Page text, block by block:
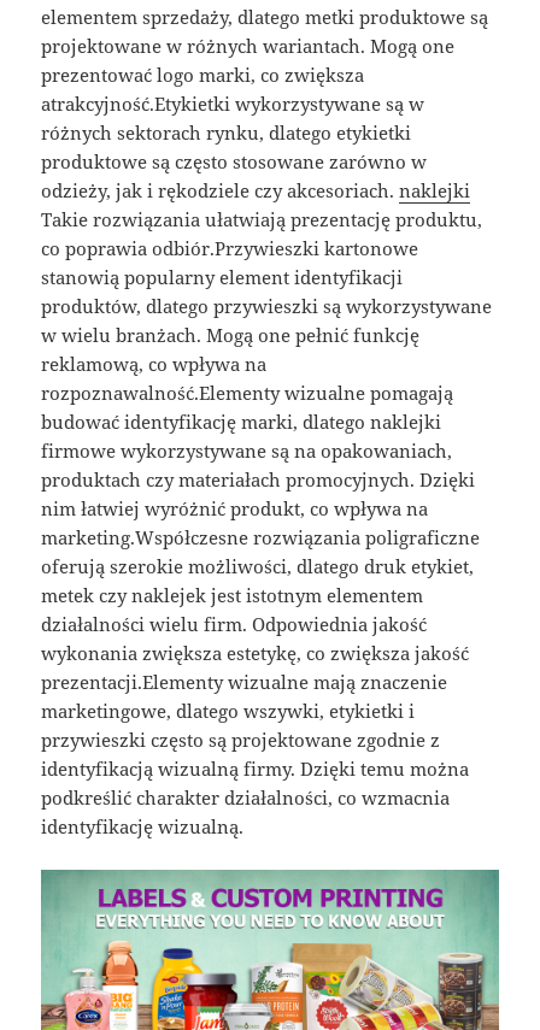
elementem sprzedaży, dlatego metki produktowe są
projektowane w różnych wariantach. Mogą one
prezentować logo marki, co zwiększa
atrakcyjność.Etykietki wykorzystywane są w
różnych sektorach rynku, dlatego etykietki
produktowe są często stosowane zarówno w
odzieży, jak i rękodziele czy akcesoriach.naklejki
Takie rozwiązania ułatwiają prezentację produktu,
co poprawia odbiór.Przywieszki kartonowe
stanowią popularny element identyfikacji
produktów, dlatego przywieszki są wykorzystywane
w wielu branżach. Mogą one pełnić funkcję
reklamową, co wpływa na
rozpoznawalność.Elementy wizualne pomagają
budować identyfikację marki, dlatego naklejki
firmowe wykorzystywane są na opakowaniach,
produktach czy materiałach promocyjnych. Dzięki
nim łatwiej wyróżnić produkt, co wpływa na
marketing.Współczesne rozwiązania poligraficzne
oferują szerokie możliwości, dlatego druk etykiet,
metek czy naklejek jest istotnym elementem
działalności wielu firm. Odpowiednia jakość
wykonania zwiększa estetykę, co zwiększa jakość
prezentacji.Elementy wizualne mają znaczenie
marketingowe, dlatego wszywki, etykietki i
przywieszki często są projektowane zgodnie z
identyfikacją wizualną firmy. Dzięki temu można
podkreślić charakter działalności, co wzmacnia
identyfikację wizualną.